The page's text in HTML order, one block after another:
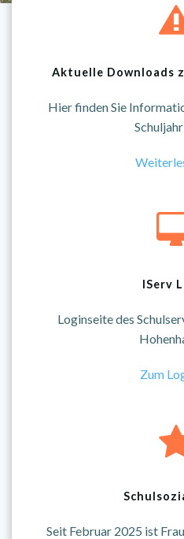
Aktuelle Downloads
Hier finden Sie
IServ
Loginseite des
Zum
Seit Februar 2025 ist